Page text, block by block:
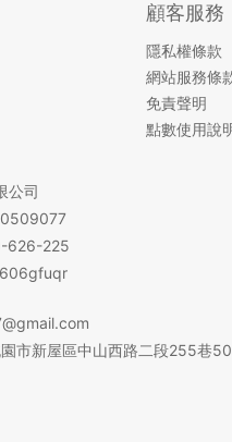
顧客服務
隱私權條款
網站服務條
免責聲明
點數使用說
公司
225
市新屋區中山西路二段255巷